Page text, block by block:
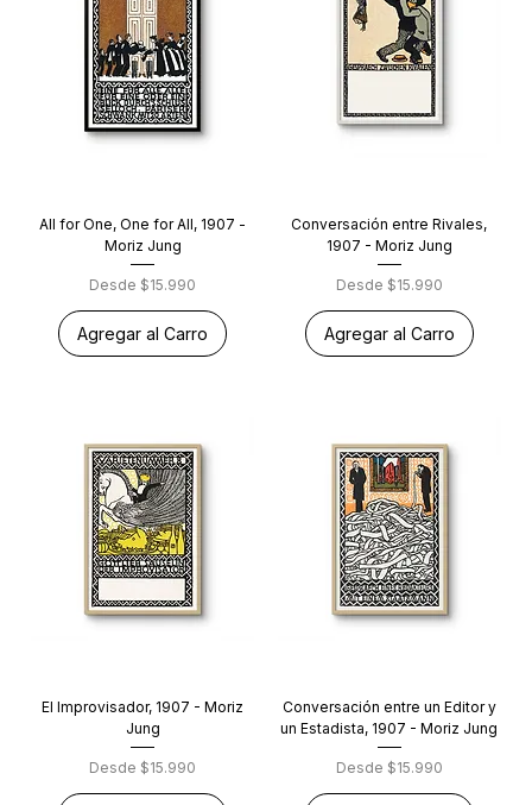
All for One, One for All, 1907 -
Moriz Jung
Desde $15.990
Precio de oferta
Agregar al Carro
Conversación entre Rivales,
1907 - Moriz Jung
Desde $15.990
Precio de oferta
Agregar al Carro
El Improvisador, 1907 - Moriz
Jung
Desde $15.990
Precio de oferta
Conversación entre un Editor y
un Estadista, 1907 - Moriz Jung
Desde $15.990
Precio de oferta